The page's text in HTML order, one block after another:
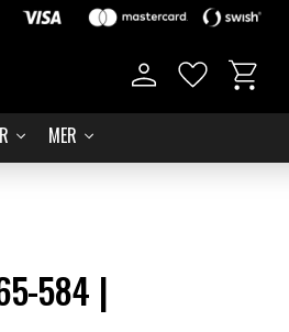
MER
Favoriter
584 |